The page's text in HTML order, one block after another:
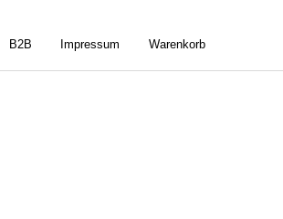
B2B Impressum Warenkorb